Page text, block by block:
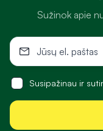
Sužinok apie
Susipažinau ir